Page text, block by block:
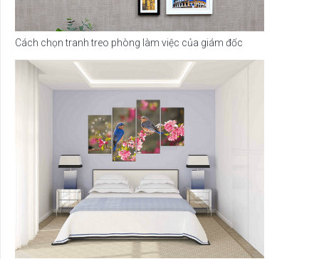
Cách chọn tranh treo phòng làm việc của giám đốc